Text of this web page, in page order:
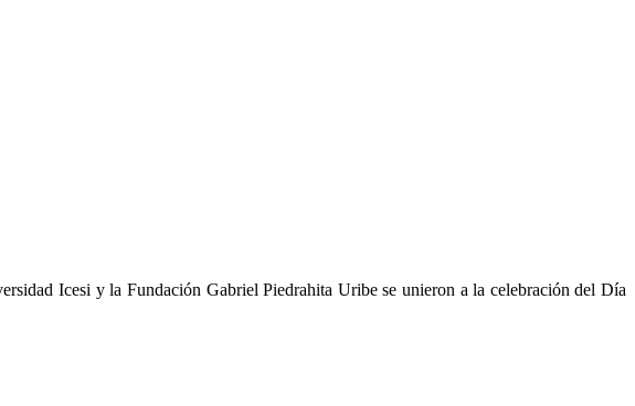
Icesi y la Fundación Gabriel Piedrahita Uribe se unieron a la celebración del Día